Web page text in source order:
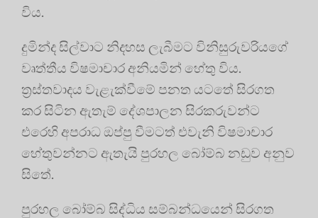
විය.
දුමින්ද සිල්වාට නිදහස ලැබීමට විනිසුරුවරියගේ
වෘත්තීය විෂමාචාර අනියමින් හේතු විය.
ත්‍රස්තවාදය වැළැක්වීමේ පනත යටතේ සිරගත
කර සිටින ඇතැම් දේශපාලන සිරකරුවන්ට
එරෙහි අපරාධ ඔප්පු වීමටත් එවැනි විෂමාචාර
හේතුවන්නට ඇතැයි පුරහල බෝම්බ නඩුව අනුව
සිතේ.
පුරහල බෝම්බ සිද්ධිය සම්බන්ධයෙන් සිරගත